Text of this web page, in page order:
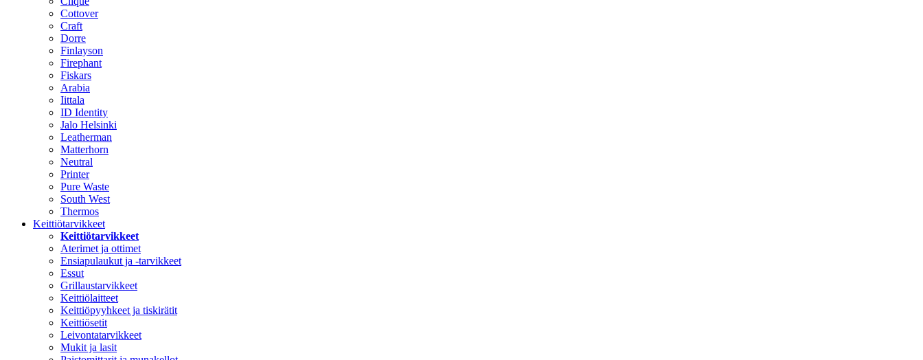
Cottover
Craft
Dorre
Finlayson
Firephant
Fiskars
Arabia
Iittala
ID Identity
Jalo Helsinki
Leatherman
Matterhorn
Neutral
Printer
Pure Waste
South West
Thermos
Keittiötarvikkeet
Keittiötarvikkeet
Aterimet ja ottimet
Ensiapulaukut ja -tarvikkeet
Essut
Grillaustarvikkeet
Keittiölaitteet
Keittiöpyyhkeet ja tiskirätit
Keittiösetit
Leivontatarvikkeet
Mukit ja lasit